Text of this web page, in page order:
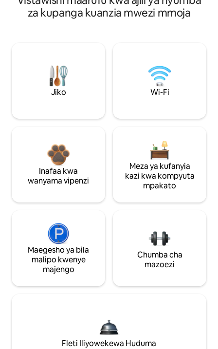
za kupanga kuanzia mwezi mmoja
Jiko Wi-Fi
Inafaa kwa
wanyama vipenzi
Meza ya kufanyia
kazi kwa kompyuta
mpakato
Maegesho ya bila
malipo kwenye
majengo
Chumba cha
mazoezi
Fleti Iliyowekewa Huduma